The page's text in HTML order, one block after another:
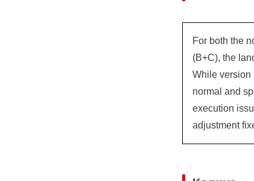
For both the
(B+C), the
While version
normal and
execution
adjustment